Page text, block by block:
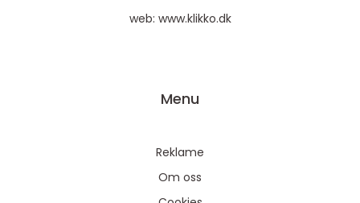
web: www.klikko.dk
Menu
Reklame
Om oss